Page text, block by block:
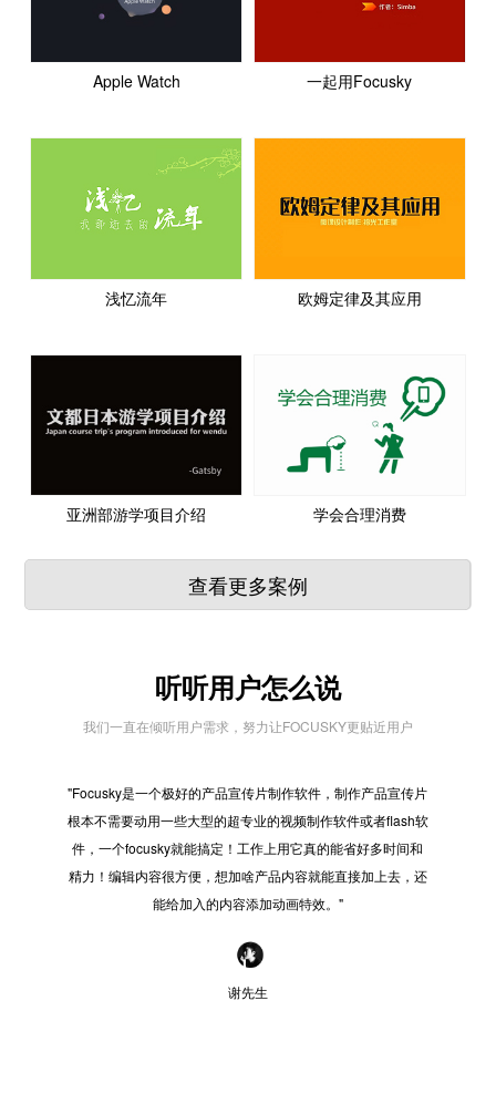
Apple Watch 一起用Focusky
浅忆流年 欧姆定律及其应用
亚洲部游学项目介绍 学会合理消费
查看更多案例
听听用户怎么说
我们一直在倾听用户需求，努力让FOCUSKY更贴近用户
"Focusky是一个极好的产品宣传片制作软件，制作产品宣传片
根本不需要动用一些大型的超专业的视频制作软件或者flash软
件，一个focusky就能搞定！工作上用它真的能省好多时间和
精力！编辑内容很方便，想加啥产品内容就能直接加上去，还
能给加入的内容添加动画特效。"
谢先生